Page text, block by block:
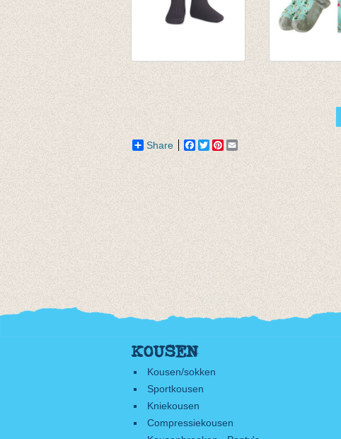
Share Facebook
TwitterPinterest
KOUSEN
Kousen/sokken
Sportkousen
Kniekousen
Compressiekousen